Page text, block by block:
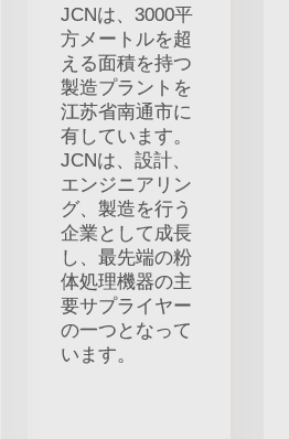
JCNは、3000平
方メートルを超
える面積を持つ
製造プラントを
江苏省南通市に
有しています。
JCNは、設計、
エンジニアリン
グ、製造を行う
企業として成長
し、最先端の粉
体処理機器の主
要サプライヤー
の一つとなって
います。